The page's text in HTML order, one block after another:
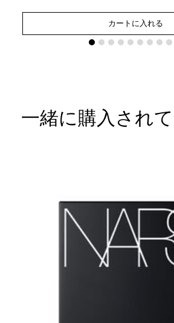
カートに入れる
一緒に購入され